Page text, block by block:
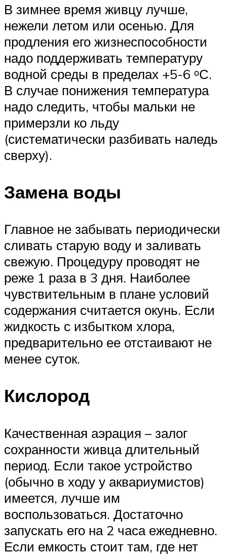
В зимнее время живцу лучше,
нежели летом или осенью. Для
продления его жизнеспособности
надо поддерживать температуру
водной среды в пределах +5-6 ᵒС.
В случае понижения температура
надо следить, чтобы мальки не
примерзли ко льду
(систематически разбивать наледь
сверху).
Замена воды
Главное не забывать периодически
сливать старую воду и заливать
свежую. Процедуру проводят не
реже 1 раза в 3 дня. Наиболее
чувствительным в плане условий
содержания считается окунь. Если
жидкость с избытком хлора,
предварительно ее отстаивают не
менее суток.
Кислород
Качественная аэрация – залог
сохранности живца длительный
период. Если такое устройство
(обычно в ходу у аквариумистов)
имеется, лучше им
воспользоваться. Достаточно
запускать его на 2 часа ежедневно.
Если емкость стоит там, где нет